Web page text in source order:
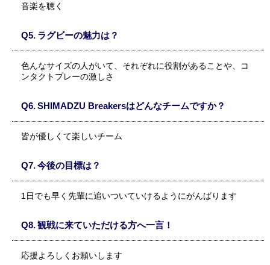
音楽を聴く
ラグビーの魅力は？
色んなサイズの人がいて、それぞれに役割があることや、コ
ンタクトプレーの激しさ
SHIMADZU Breakersはどんなチームですか？
皆が優しくて楽しいチーム
今後の目標は？
1日でも早く先輩に追いついていけるようにがんばります
観戦に来ていただける方へ一言！
応援よろしくお願いします